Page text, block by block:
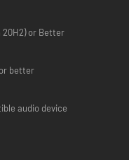
mensen de stuipen
kort, experimenteel first-
door het gebruik van
uitbreiding van het
nieuwe
en boven alles
20H2) or Better
better
audio device